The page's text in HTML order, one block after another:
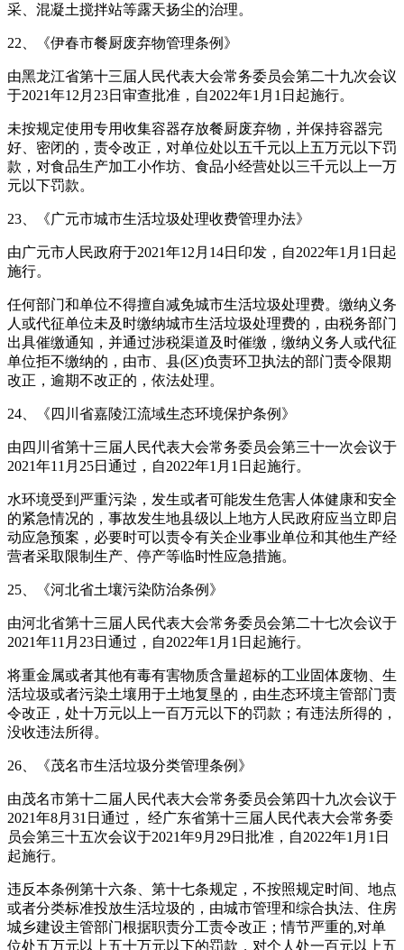
采、混凝土搅拌站等露天扬尘的治理。
22、《伊春市餐厨废弃物管理条例》
由黑龙江省第十三届人民代表大会常务委员会第二十九次会议
于2021年12月23日审查批准，自2022年1月1日起施行。
未按规定使用专用收集容器存放餐厨废弃物，并保持容器完
好、密闭的，责令改正，对单位处以五千元以上五万元以下罚
款，对食品生产加工小作坊、食品小经营处以三千元以上一万
元以下罚款。
23、《广元市城市生活垃圾处理收费管理办法》
由广元市人民政府于2021年12月14日印发，自2022年1月1日起
施行。
任何部门和单位不得擅自减免城市生活垃圾处理费。缴纳义务
人或代征单位未及时缴纳城市生活垃圾处理费的，由税务部门
出具催缴通知，并通过涉税渠道及时催缴，缴纳义务人或代征
单位拒不缴纳的，由市、县(区)负责环卫执法的部门责令限期
改正，逾期不改正的，依法处理。
24、《四川省嘉陵江流域生态环境保护条例》
由四川省第十三届人民代表大会常务委员会第三十一次会议于
2021年11月25日通过，自2022年1月1日起施行。
水环境受到严重污染，发生或者可能发生危害人体健康和安全
的紧急情况的，事故发生地县级以上地方人民政府应当立即启
动应急预案，必要时可以责令有关企业事业单位和其他生产经
营者采取限制生产、停产等临时性应急措施。
25、《河北省土壤污染防治条例》
由河北省第十三届人民代表大会常务委员会第二十七次会议于
2021年11月23日通过，自2022年1月1日起施行。
将重金属或者其他有毒有害物质含量超标的工业固体废物、生
活垃圾或者污染土壤用于土地复垦的，由生态环境主管部门责
令改正，处十万元以上一百万元以下的罚款；有违法所得的，
没收违法所得。
26、《茂名市生活垃圾分类管理条例》
由茂名市第十二届人民代表大会常务委员会第四十九次会议于
2021年8月31日通过， 经广东省第十三届人民代表大会常务委
员会第三十五次会议于2021年9月29日批准，自2022年1月1日
起施行。
违反本条例第十六条、第十七条规定，不按照规定时间、地点
或者分类标准投放生活垃圾的，由城市管理和综合执法、住房
城乡建设主管部门根据职责分工责令改正；情节严重的,对单
位处五万元以上五十万元以下的罚款，对个人处一百元以上五